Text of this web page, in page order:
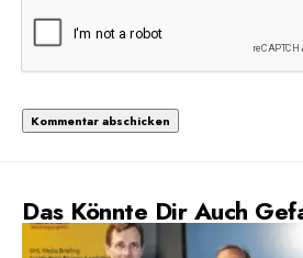
Das Könnte Dir Auch